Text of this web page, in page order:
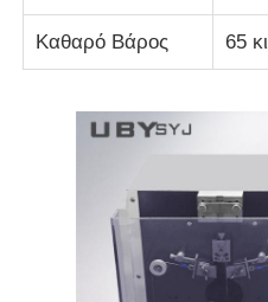
Καθαρό Βάρος 65